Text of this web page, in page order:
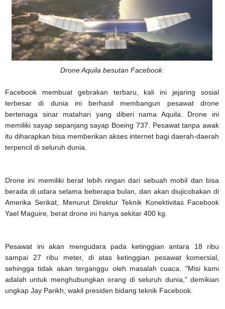
Drone Aquila besutan Facebook
Facebook membuat gebrakan terbaru, kali ini jejaring sosial
terbesar di dunia ini berhasil membangun pesawat drone
bertenaga sinar matahari yang diberi nama Aquila. Drone ini
memiliki sayap sepanjang sayap Boeing 737. Pesawat tanpa awak
itu diharapkan bisa memberikan akses internet bagi daerah-daerah
terpencil di seluruh dunia.
Drone ini memiliki berat lebih ringan dari sebuah mobil dan bisa
berada di udara selama beberapa bulan, dan akan diujicobakan di
Amerika Serikat, Menurut Direktur Teknik Konektivitas Facebook
Yael Maguire, berat drone ini hanya sekitar 400 kg.
Pesawat ini akan mengudara pada ketinggian antara 18 ribu
sampai 27 ribu meter, di atas ketinggian pesawat komersial,
sehingga tidak akan terganggu oleh masalah cuaca. "Misi kami
adalah untuk menghubungkan orang di seluruh dunia," demikian
ungkap Jay Parikh, wakil presiden bidang teknik Facebook.